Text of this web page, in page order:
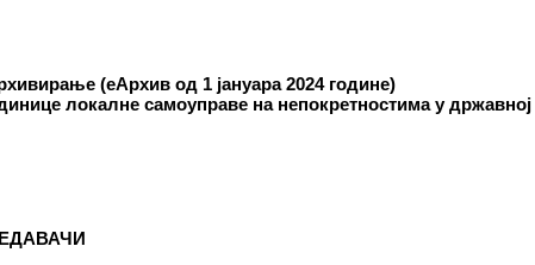
(еАрхив од 1 јануара 2024 године)
локалне самоуправе на непокретностима у државној